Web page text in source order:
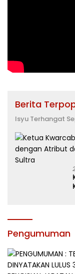
Berita
Isyu Terhangat
Pengumuman